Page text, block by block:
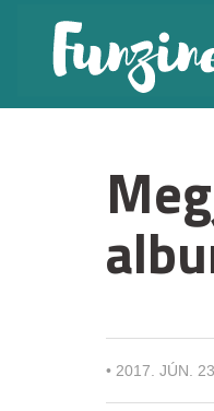
• 2017. JÚN. 23.